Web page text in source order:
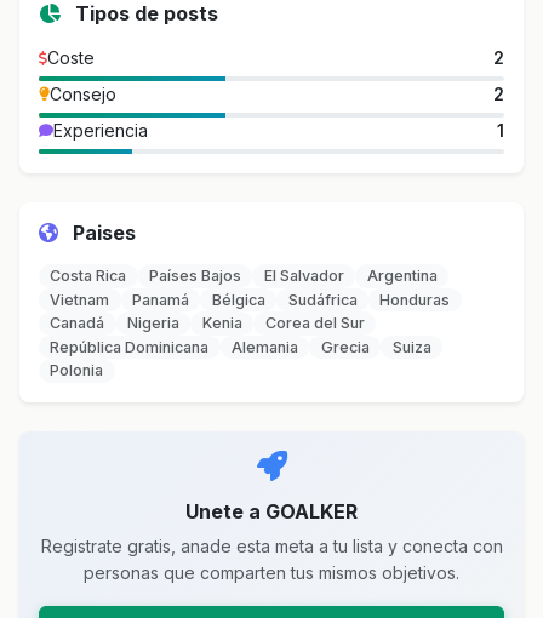
Tipos de posts
Coste
2
Consejo
2
Experiencia
1
Paises
Costa Rica Países Bajos El Salvador
Argentina
Vietnam
Panamá Bélgica Sudáfrica
Honduras
Canadá
Nigeria Kenia
Corea del Sur
República Dominicana
Alemania Grecia
Suiza
Polonia
Unete a GOALKER
Registrate gratis, anade esta meta a tu lista y conecta con
personas que comparten tus mismos objetivos.